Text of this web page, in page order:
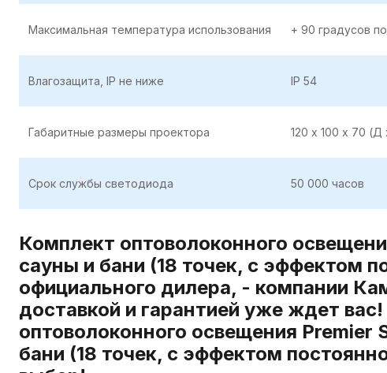
Максимальная температура использования + 90 градусов
Влагозащита, IP не ниже IP 54
Габаритные размеры проектора 120 х 100 х 70
Срок службы светодиода 50 000 часов
Комплект оптоволоконного
сауны и бани (18 точек, с эффектом
официального дилера, - компании
доставкой и гарантией уже ждет
оптоволоконного освещения Premier
бани (18 точек, с эффектом